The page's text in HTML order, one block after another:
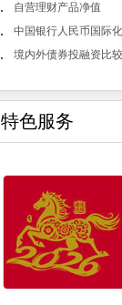
自营理财产品净值
中国银行人民币国际
境内外债券投融资比
特色服务